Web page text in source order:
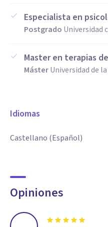
Especialista en
Postgrado Universidad
Master en terapias
MásterUniversidad de
Idiomas
Castellano (Español)
Opiniones